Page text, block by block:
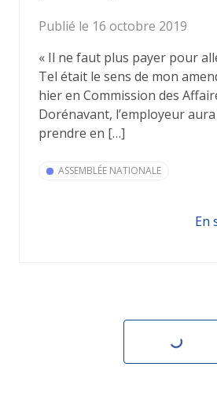
Publié le 16 octobre 2019
« Il ne faut plus payer pour
Tel était le sens de mon
hier en Commission des
Dorénavant, l’employeur
prendre en […]
ASSEMBLÉE NATIONALE
En
Voir plus